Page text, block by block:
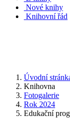
Nové knihy
Knihovní řád
Úvodní
Knihovna
Fotogalerie
Rok 2024
Edukační